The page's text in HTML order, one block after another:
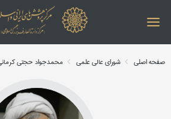
صفحه اصلی شورای عالی علمی محمدجواد حجتی